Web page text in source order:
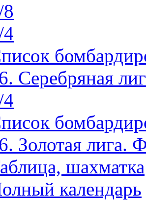
4
Серебряная
4
Золотая
шахматка
календарь